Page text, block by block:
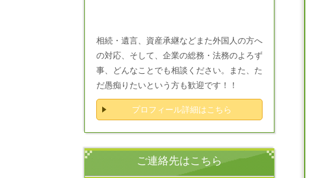
相続・遺言、資産承継などまた外国人の方へ
の対応、そして、企業の総務・法務のよろず
事、どんなことでも相談ください。また、た
だ愚痴りたいという方も歓迎です！！
プロフィール詳細はこちら
ご連絡先はこちら